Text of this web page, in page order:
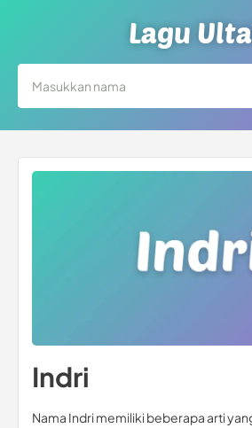
Lagu
Indri
Nama Indri memiliki beberapa arti